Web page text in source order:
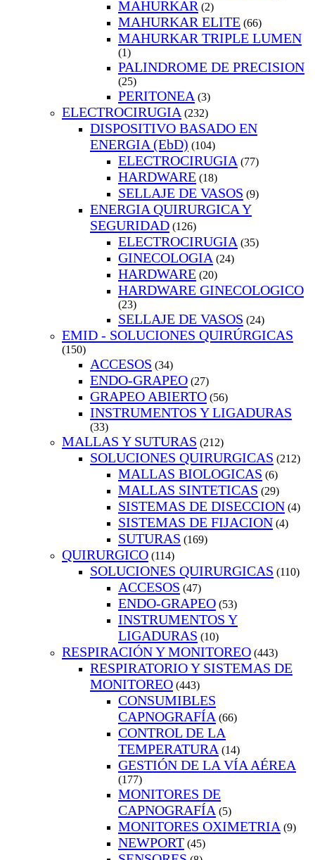
MAHURKAR (2)
MAHURKAR ELITE (66)
MAHURKAR TRIPLE LUMEN
(1)
PALINDROME DE PRECISION
(25)
PERITONEA (3)
ELECTROCIRUGIA (232)
DISPOSITIVO BASADO EN
ENERGIA (EbD) (104)
ELECTROCIRUGIA (77)
HARDWARE (18)
SELLAJE DE VASOS (9)
ENERGIA QUIRURGICA Y
SEGURIDAD (126)
ELECTROCIRUGIA (35)
GINECOLOGIA (24)
HARDWARE (20)
HARDWARE GINECOLOGICO
(23)
SELLAJE DE VASOS (24)
EMID - SOLUCIONES QUIRÚRGICAS
(150)
ACCESOS (34)
ENDO-GRAPEO (27)
GRAPEO ABIERTO (56)
INSTRUMENTOS Y LIGADURAS
(33)
MALLAS Y SUTURAS (212)
SOLUCIONES QUIRURGICAS (212)
MALLAS BIOLOGICAS (6)
MALLAS SINTETICAS (29)
SISTEMAS DE DISECCION (4)
SISTEMAS DE FIJACION (4)
SUTURAS (169)
QUIRURGICO (114)
SOLUCIONES QUIRURGICAS (110)
ACCESOS (47)
ENDO-GRAPEO (53)
INSTRUMENTOS Y
LIGADURAS (10)
RESPIRACIÓN Y MONITOREO (443)
RESPIRATORIO Y SISTEMAS DE
MONITOREO (443)
CONSUMIBLES
CAPNOGRAFÍA (66)
CONTROL DE LA
TEMPERATURA (14)
GESTIÓN DE LA VÍA AÉREA
(177)
MONITORES DE
CAPNOGRAFÍA (5)
MONITORES OXIMETRIA (9)
NEWPORT (45)